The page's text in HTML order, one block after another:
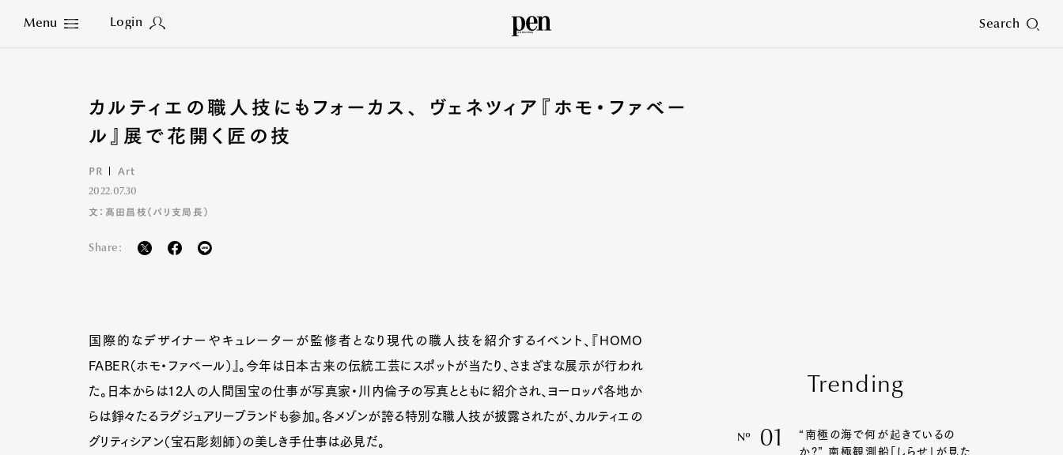
Menu Login Search
Close
カルティエの職人技にもフォーカス、 ヴェネツィア『ホモ・ファベー
ル』展で花開く匠の技
PR Art
2022.07.30
文：髙田昌枝（パリ支局長）
Share:
国際的なデザイナーやキュレーターが監修者となり現代の職人技を紹介するイベント、『HOMO
FABER（ホモ・ファベール）』。今年は日本古来の伝統工芸にスポットが当たり、さまざまな展示が行われ
た。日本からは12人の人間国宝の仕事が写真家・川内倫子の写真とともに紹介され、ヨーロッパ各地か
らは錚々たるラグジュアリーブランドも参加。各メゾンが誇る特別な職人技が披露されたが、カルティエの
グリティシアン（宝石彫刻師）の美しき手仕事は必見だ。
Trending
Nº 01
“南極の海で何が起きているの
か?” 南極観測船「しらせ」が見た